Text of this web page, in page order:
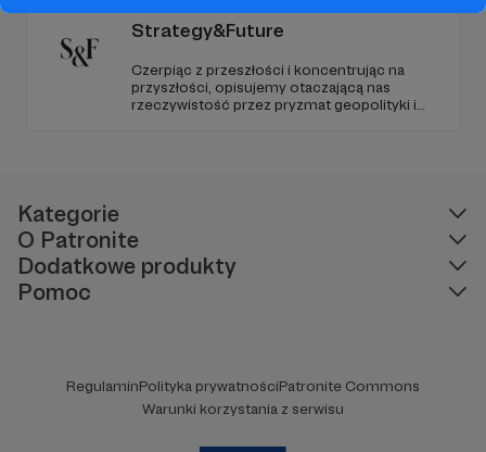
Strategy&Future
Czerpiąc z przeszłości i koncentrując na
przyszłości, opisujemy otaczającą nas
rzeczywistość przez pryzmat geopolityki i
Kategorie
O Patronite
Dodatkowe produkty
Pomoc
RegulaminPolityka prywatnościPatronite Commons
Warunki korzystania z serwisu